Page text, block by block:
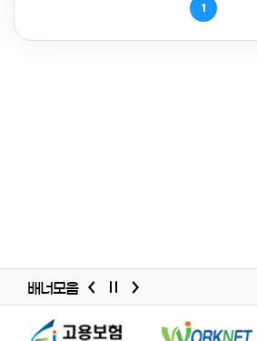
1
슬라이드
배너모음